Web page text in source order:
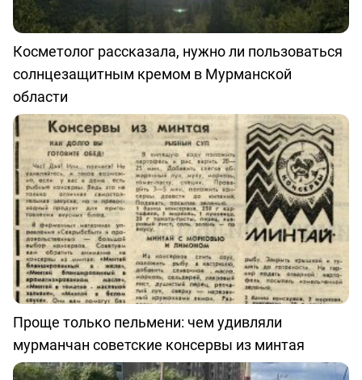
Косметолог рассказала, нужно ли пользоваться
солнцезащитным кремом в Мурманской
области
Проще только пельмени: чем удивляли
мурманчан советские консервы из минтая